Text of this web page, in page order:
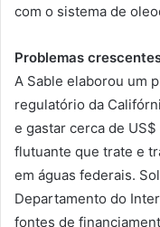
com o sistema de
Problemas
A Sable elaborou um
regulatório da
e gastar cerca de
flutuante que trate e
em águas federais.
Departamento do
fontes de